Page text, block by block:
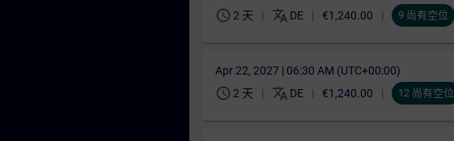
schedule 2 天 translate DE €1,240.00 9 尚有空位
Apr 22, 2027 | 06:30 AM (UTC+00:00)
schedule 2 天 translate DE €1,240.00 12 尚有空位